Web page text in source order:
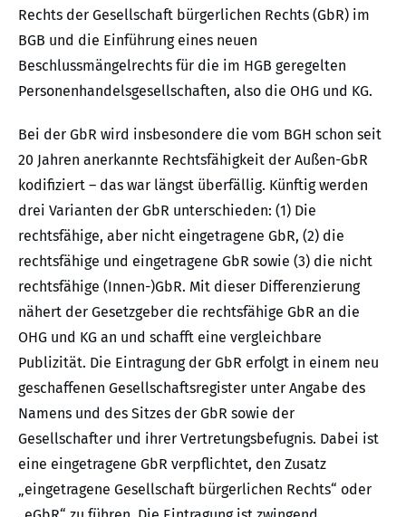
Rechts der Gesellschaft bürgerlichen Rechts (GbR) im
BGB und die Einführung eines neuen
Beschlussmängelrechts für die im HGB geregelten
Personenhandelsgesellschaften, also die OHG und KG.
Bei der GbR wird insbesondere die vom BGH schon seit
20 Jahren anerkannte Rechtsfähigkeit der Außen-GbR
kodifiziert – das war längst überfällig. Künftig werden
drei Varianten der GbR unterschieden: (1) Die
rechtsfähige, aber nicht eingetragene GbR, (2) die
rechtsfähige und eingetragene GbR sowie (3) die nicht
rechtsfähige (Innen-)GbR. Mit dieser Differenzierung
nähert der Gesetzgeber die rechtsfähige GbR an die
OHG und KG an und schafft eine vergleichbare
Publizität. Die Eintragung der GbR erfolgt in einem neu
geschaffenen Gesellschaftsregister unter Angabe des
Namens und des Sitzes der GbR sowie der
Gesellschafter und ihrer Vertretungsbefugnis. Dabei ist
eine eingetragene GbR verpflichtet, den Zusatz
„eingetragene Gesellschaft bürgerlichen Rechts“ oder